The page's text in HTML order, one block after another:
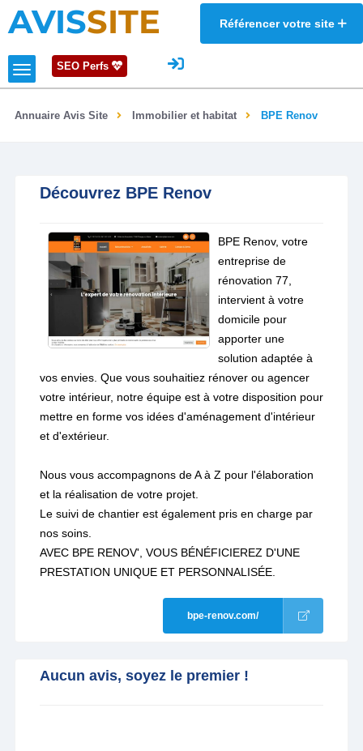
AVISSITE Référencer votre site
SEO Perfs
Annuaire Avis Site Immobilier et habitat BPE Renov
Découvrez BPE Renov
BPE Renov, votre
entreprise de
rénovation 77,
intervient à votre
domicile pour
apporter une
solution adaptée à
vos envies. Que vous souhaitiez rénover ou agencer
votre intérieur, notre équipe est à votre disposition pour
mettre en forme vos idées d'aménagement d'intérieur
et d'extérieur.
Nous vous accompagnons de A à Z pour l'élaboration
et la réalisation de votre projet.
Le suivi de chantier est également pris en charge par
nos soins.
AVEC BPE RENOV', VOUS BÉNÉFICIEREZ D'UNE
PRESTATION UNIQUE ET PERSONNALISÉE.
bpe-renov.com/
Aucun avis, soyez le premier !